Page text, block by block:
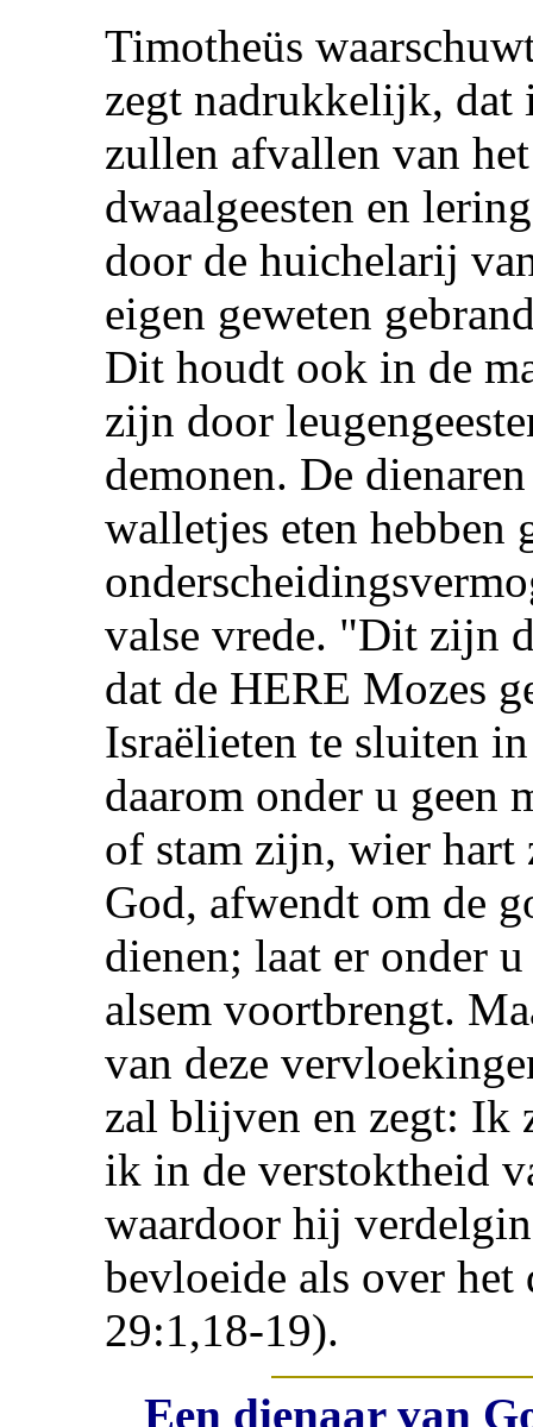
Timotheüs
zegt nadrukkelijk, dat
zullen afvallen van
dwaalgeesten en
door de huichelarij
eigen geweten
Dit houdt ook in de
zijn door
demonen. De
walletjes eten hebben
valse vrede. "Dit zijn
dat de HERE Mozes
Israëlieten te sluiten
daarom onder u geen
of stam zijn, wier hart
God, afwendt om de
dienen; laat er onder
alsem voortbrengt.
van deze
zal blijven en zegt: Ik
ik in de verstoktheid
waardoor hij
bevloeide als over
29:1,18-19).
Een dienaar van